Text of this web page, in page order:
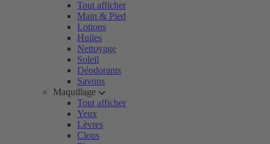
Tout afficher
Main & Pied
Lotions
Huiles
Nettoyage
Soleil
Déodorants
Savons
Maquillage
Tout afficher
Yeux
Lèvres
Clous